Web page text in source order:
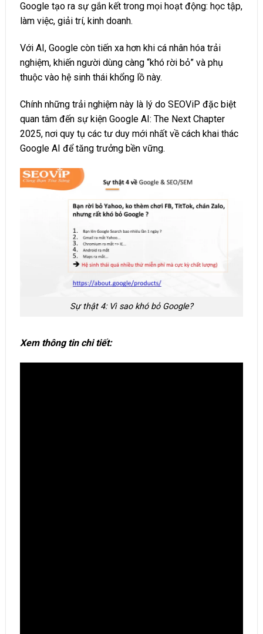
Google tạo ra sự gắn kết trong mọi hoạt động: học tập,
làm việc, giải trí, kinh doanh.
Với AI, Google còn tiến xa hơn khi cá nhân hóa trải
nghiệm, khiến người dùng càng “khó rời bỏ” và phụ
thuộc vào hệ sinh thái khổng lồ này.
Chính những trải nghiệm này là lý do SEOViP đặc biệt
quan tâm đến sự kiện Google AI: The Next Chapter
2025, nơi quy tụ các tư duy mới nhất về cách khai thác
Google AI để tăng trưởng bền vững.
Sự thật 4: Vì sao khó bỏ Google?
Xem thông tin chi tiết: